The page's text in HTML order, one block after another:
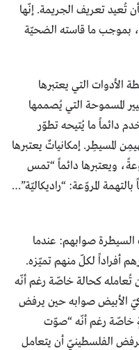
تُعيد تعريف الجريمة. إنّها
بموجب ما قاسته الضحيّة
الأدوات التي يعتبرها
المسموحة التي يُصممها
دائماً ما يُتيحه تطوّر
المسيطِر. إمكانياتٌ يعتبرها
ويعتبرها دائماً “تمس
المروّعة: “راديكاليّة”…
صوابهم: عندما
أفراداً لكلّ منهم تميّزه.
تُعامله كحالة خاصّة رغم أنّه
الأبيض صوابه حين يرفض
خاصّة رغم أنّه “صوّت
يرفض الفلسطينيّ أن يتعامل